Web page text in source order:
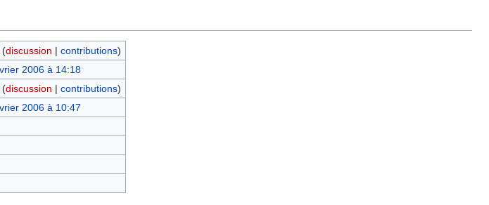
(discussion | contributions)
2006 à 14:18
(discussion | contributions)
2006 à 10:47